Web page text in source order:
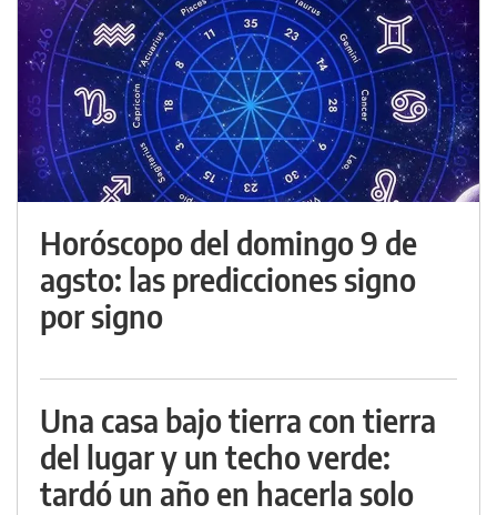
Horóscopo del domingo 9 de
agsto: las predicciones signo
por signo
Una casa bajo tierra con tierra
del lugar y un techo verde:
tardó un año en hacerla solo